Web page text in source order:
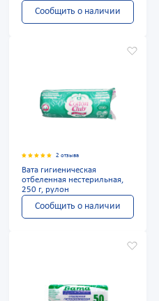
Сообщить о наличии
2 отзыва
Вата гигиеническая
отбеленная нестерильная,
250 г, рулон
Сообщить о наличии